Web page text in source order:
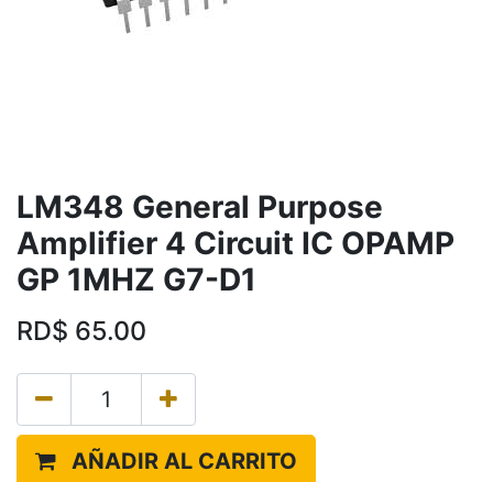
LM348 General Purpose
Amplifier 4 Circuit IC OPAMP
GP 1MHZ G7-D1
RD$ 65.00
AÑADIR AL CARRITO